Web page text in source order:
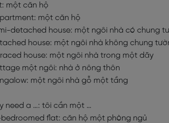
một căn hộ
một căn hộ
detached house: một ngôi nhà có chung
house: một ngôi nhà không chung
house: một ngôi nhà trong một dãy
một ngôi: nhà ở nông thôn
một ngôi nhà gỗ một tầng
need a …: tôi cần một …
flat: căn hộ một phòng ngủ